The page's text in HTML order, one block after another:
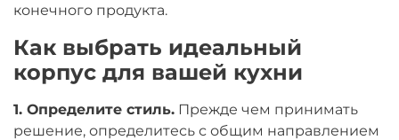
конечного продукта.
Как выбрать идеальный
корпус для вашей кухни
1. Определите стиль. Прежде чем принимать
решение, определитесь с общим направлением